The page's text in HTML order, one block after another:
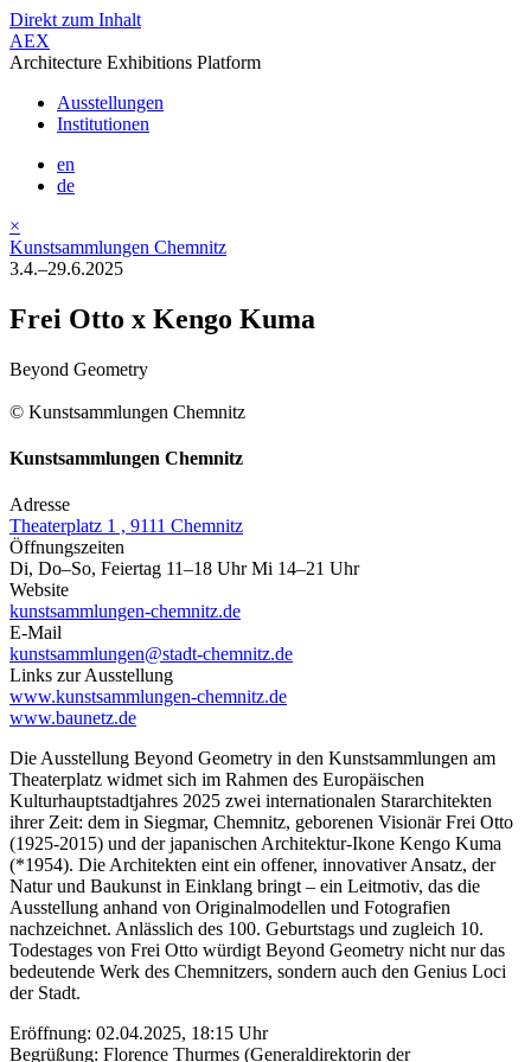
Direkt zum Inhalt
AEX
Architecture Exhibitions Platform
Ausstellungen
Institutionen
en
de
×
Kunstsammlungen Chemnitz
3.4.–29.6.2025
Frei Otto x Kengo Kuma
Beyond Geometry
© Kunstsammlungen Chemnitz
Kunstsammlungen Chemnitz
Adresse
Theaterplatz 1 , 9111 Chemnitz
Öffnungszeiten
Di, Do–So, Feiertag 11–18 Uhr Mi 14–21 Uhr
Website
kunstsammlungen-chemnitz.de
E-Mail
kunstsammlungen@stadt-chemnitz.de
Links zur Ausstellung
www.kunstsammlungen-chemnitz.de
www.baunetz.de
Die Ausstellung Beyond Geometry in den Kunstsammlungen am
Theaterplatz widmet sich im Rahmen des Europäischen
Kulturhauptstadtjahres 2025 zwei internationalen Stararchitekten
ihrer Zeit: dem in Siegmar, Chemnitz, geborenen Visionär Frei Otto
(1925-2015) und der japanischen Architektur-Ikone Kengo Kuma
(*1954). Die Architekten eint ein offener, innovativer Ansatz, der
Natur und Baukunst in Einklang bringt – ein Leitmotiv, das die
Ausstellung anhand von Originalmodellen und Fotografien
nachzeichnet. Anlässlich des 100. Geburtstags und zugleich 10.
Todestages von Frei Otto würdigt Beyond Geometry nicht nur das
bedeutende Werk des Chemnitzers, sondern auch den Genius Loci
der Stadt.
Eröffnung: 02.04.2025, 18:15 Uhr
Begrüßung: Florence Thurmes (Generaldirektorin der